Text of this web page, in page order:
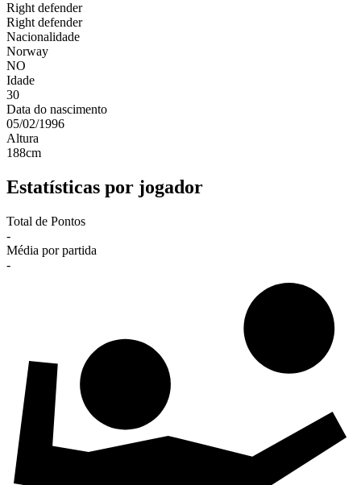
Right defender
Right defender
Nacionalidade
Norway
NO
Idade
30
Data do nascimento
05/02/1996
Altura
188cm
Estatísticas por jogador
Total de Pontos
-
Média por partida
-